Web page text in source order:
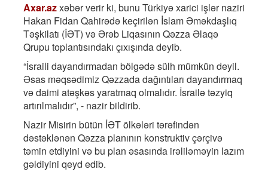
Axar.azxəbər verir ki, bunu Türkiyə xarici işlər naziri
Hakan Fidan Qahirədə keçirilən İslam Əməkdaşlıq
Təşkilatı (İƏT) və Ərəb Liqasının Qəzza Əlaqə
Qrupu toplantısındakı çıxışında deyib.
“İsraili dayandırmadan bölgədə sülh mümkün deyil.
Əsas məqsədimiz Qəzzada dağıntıları dayandırmaq
və daimi atəşkəs yaratmaq olmalıdır. İsrailə təzyiq
artırılmalıdır”, - nazir bildirib.
Nazir Misirin bütün İƏT ölkələri tərəfindən
dəstəklənən Qəzza planının konstruktiv çərçivə
təmin etdiyini və bu plan əsasında irəliləməyin lazım
gəldiyini qeyd edib.